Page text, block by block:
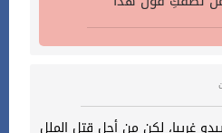
غريبا، لكن من أجل قتل الملل